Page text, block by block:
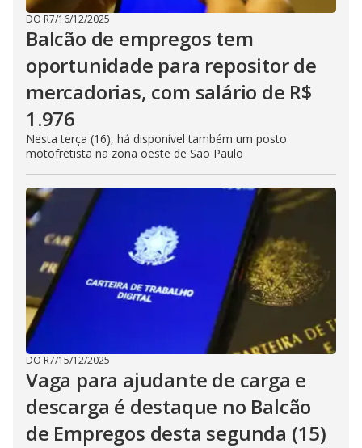
DO R7/16/12/2025
Balcão de empregos tem
oportunidade para repositor de
mercadorias, com salário de R$
1.976
Nesta terça (16), há disponível também um posto
motofretista na zona oeste de São Paulo
DO R7/15/12/2025
Vaga para ajudante de carga e
descarga é destaque no Balcão
de Empregos desta segunda (15)